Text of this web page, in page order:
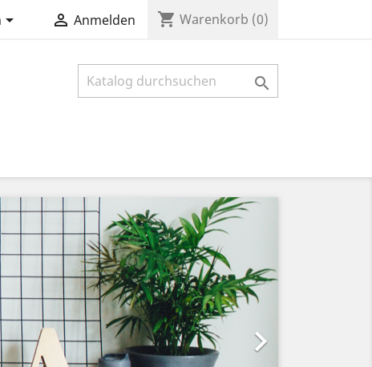
  Anmelden shopping_cart Warenkorb (0)


Weiter